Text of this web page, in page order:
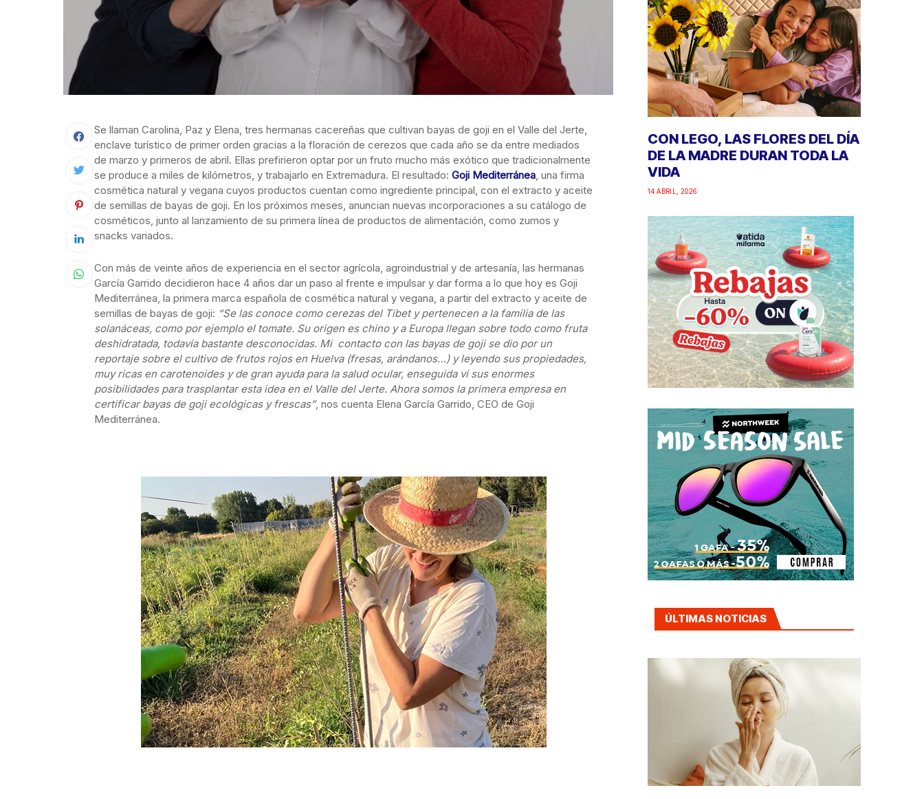
Se llaman Carolina, Paz y Elena, tres hermanas cacereñas que cultivan bayas de goji en el Valle del Jerte,
enclave turístico de primer orden gracias a la floración de cerezos que cada año se da entre mediados
de marzo y primeros de abril. Ellas prefirieron optar por un fruto mucho más exótico que tradicionalmente
se produce a miles de kilómetros, y trabajarlo en Extremadura. El resultado: Goji Mediterránea, una firma
cosmética natural y vegana cuyos productos cuentan como ingrediente principal, con el extracto y aceite
de semillas de bayas de goji. En los próximos meses, anuncian nuevas incorporaciones a su catálogo de
cosméticos, junto al lanzamiento de su primera línea de productos de alimentación, como zumos y
snacks variados.
Con más de veinte años de experiencia en el sector agrícola, agroindustrial y de artesanía, las hermanas
García Garrido decidieron hace 4 años dar un paso al frente e impulsar y dar forma a lo que hoy es Goji
Mediterránea, la primera marca española de cosmética natural y vegana, a partir del extracto y aceite de
semillas de bayas de goji: “Se las conoce como cerezas del Tibet y pertenecen a la familia de las
solanáceas, como por ejemplo el tomate. Su origen es chino y a Europa llegan sobre todo como fruta
deshidratada, todavía bastante desconocidas. Mi contacto con las bayas de goji se dio por un
reportaje sobre el cultivo de frutos rojos en Huelva (fresas, arándanos…) y leyendo sus propiedades,
muy ricas en carotenoides y de gran ayuda para la salud ocular, enseguida vi sus enormes
posibilidades para trasplantar esta idea en el Valle del Jerte. Ahora somos la primera empresa en
certificar bayas de goji ecológicas y frescas”, nos cuenta Elena García Garrido, CEO de Goji
Mediterránea.
CON LEGO, LAS FLORES DEL DÍA
DE LA MADRE DURAN TODA LA
VIDA
14 ABRIL, 2026
ÚLTIMAS NOTICIAS